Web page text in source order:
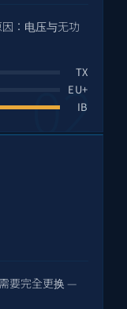
：电压与无功
TX
EU+
IB
要完全更换 —